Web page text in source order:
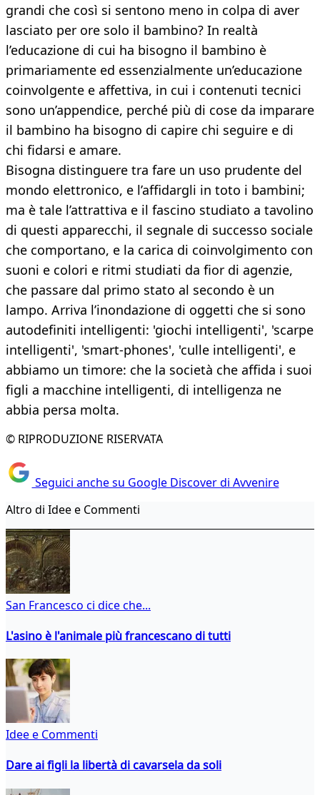
grandi che così si sentono meno in colpa di aver
lasciato per ore solo il bambino? In realtà
l’educazione di cui ha bisogno il bambino è
primariamente ed essenzialmente un’educazione
coinvolgente e affettiva, in cui i contenuti tecnici
sono un’appendice, perché più di cose da imparare
il bambino ha bisogno di capire chi seguire e di
chi fidarsi e amare.
Bisogna distinguere tra fare un uso prudente del
mondo elettronico, e l’affidargli in toto i bambini;
ma è tale l’attrattiva e il fascino studiato a tavolino
di questi apparecchi, il segnale di successo sociale
che comportano, e la carica di coinvolgimento con
suoni e colori e ritmi studiati da fior di agenzie,
che passare dal primo stato al secondo è un
lampo. Arriva l’inondazione di oggetti che si sono
autodefiniti intelligenti: 'giochi intelligenti', 'scarpe
intelligenti', 'smart-phones', 'culle intelligenti', e
abbiamo un timore: che la società che affida i suoi
figli a macchine intelligenti, di intelligenza ne
abbia persa molta.
© RIPRODUZIONE RISERVATA
Seguici anche su Google Discover di Avvenire
Altro di Idee e Commenti
San Francesco ci dice che...
L'asino è l'animale più francescano di tutti
Idee e Commenti
Dare ai figli la libertà di cavarsela da soli